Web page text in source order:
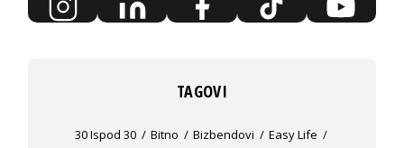
TAGOVI
30 Ispod 30 Bitno Bizbendovi
Easy Life